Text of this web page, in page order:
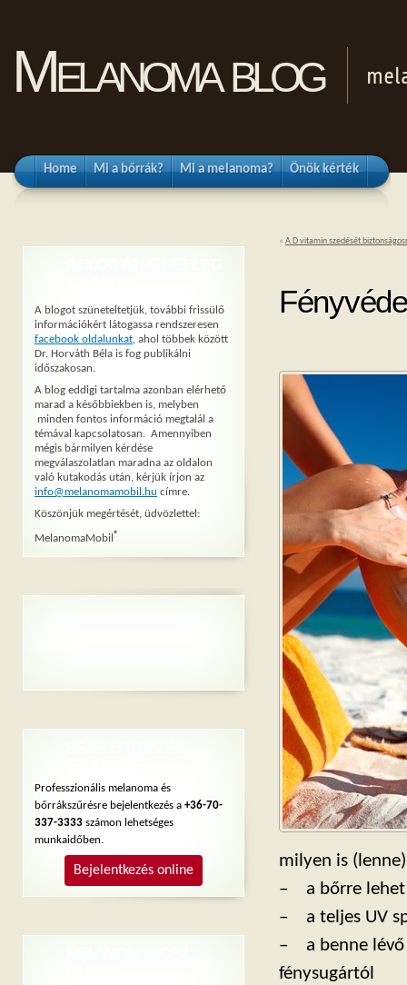
Melanoma blog
Home Mi a bőrrák? Mi a melanoma? Önök kérték
« A D vitamin szedését
milyen is
– a bőrre lehet
– a teljes UV
– a benne lévő
fénysugártól
A blogot szüneteltetjük, további frissülő
információkért látogassa rendszeresen
facebook oldalunkat, ahol többek között
Dr. Horváth Béla is fog publikálni
időszakosan.
A blog eddigi tartalma azonban elérhető
marad a későbbiekben is, melyben
minden fontos információ megtalál a
témával kapcsolatosan. Amennyiben
mégis bármilyen kérdése
megválaszolatlan maradna az oldalon
való kutakodás után, kérjük írjon az
info@melanomamobil.hu címre.
Köszönjük megértését, üdvözlettel:
MelanomaMobil®
Professzionális melanoma és
bőrrákszűrésre bejelentkezés a +36-70-
337-3333 számon lehetséges
munkaidőben.
Bejelentkezés online